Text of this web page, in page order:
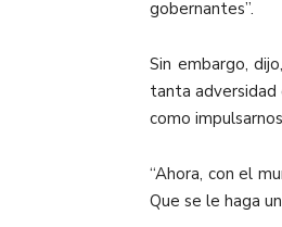
gobernantes”.
Sin embargo,
tanta adversidad
como
“Ahora, con el
Que se le haga